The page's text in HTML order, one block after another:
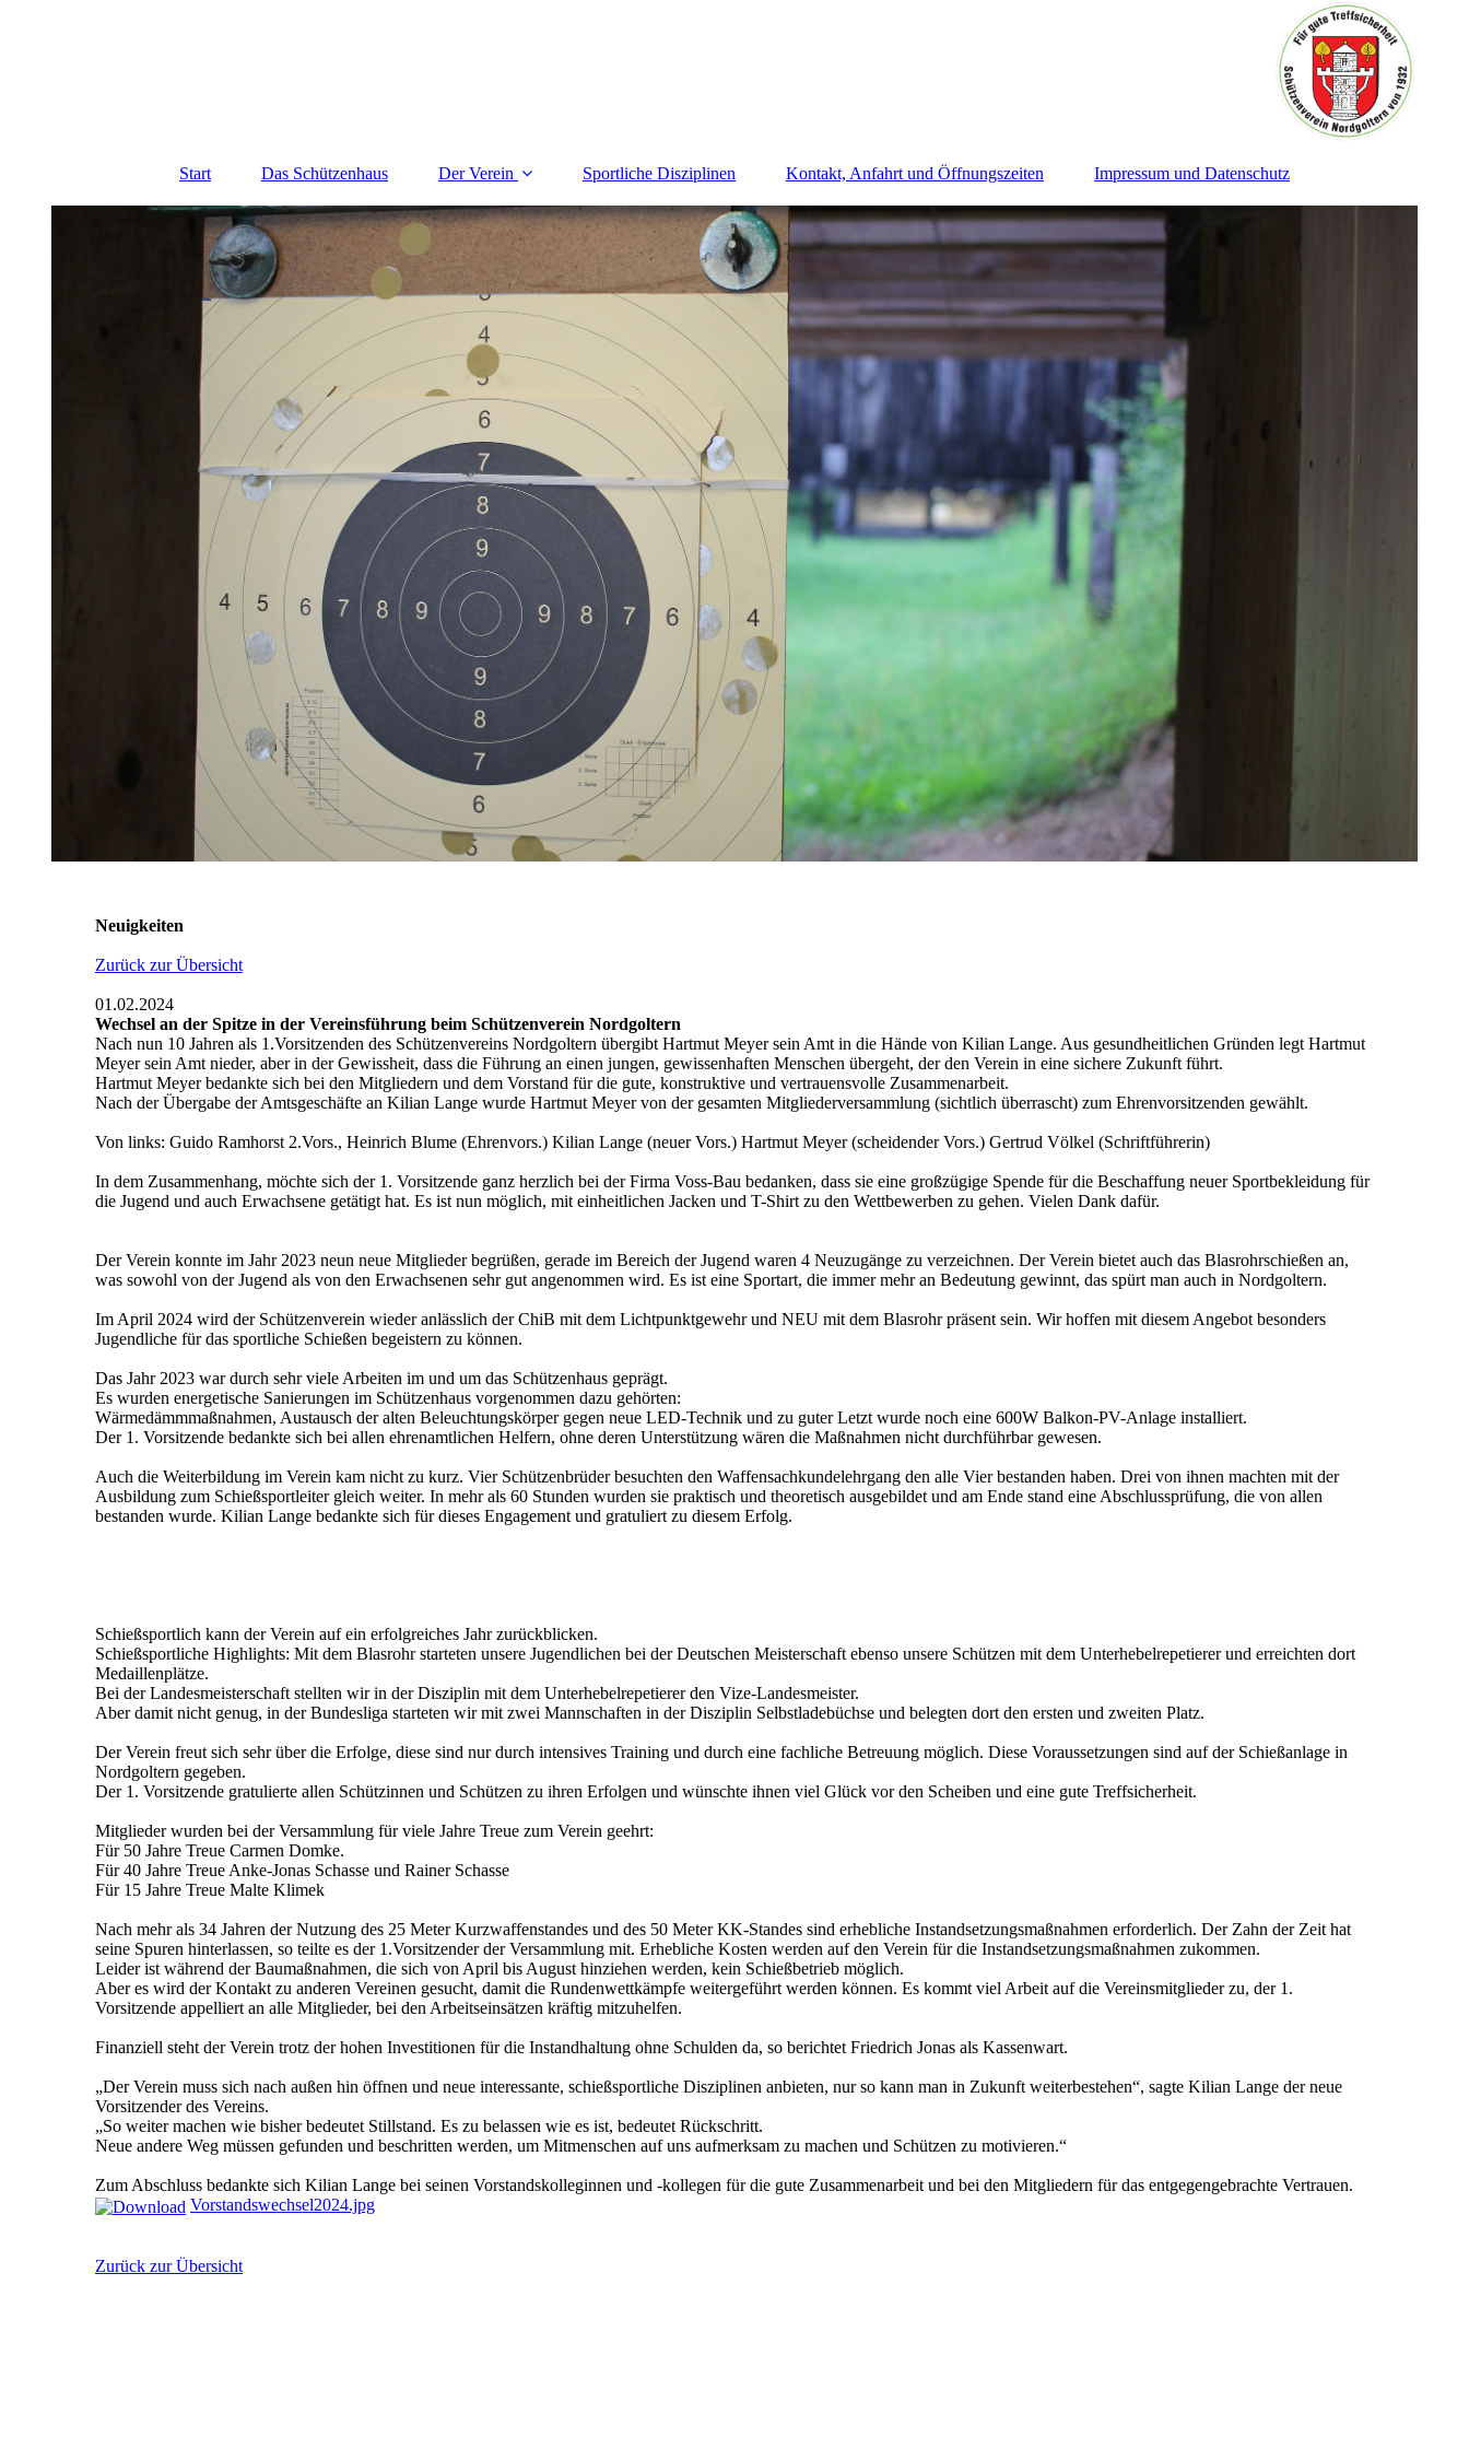
Start Das Schützenhaus Der Verein Sportliche Disziplinen Kontakt, Anfahrt und Öffnungszeiten Impressum und Datenschutz
Neuigkeiten
Zurück zur Übersicht
01.02.2024
Wechsel an der Spitze in der Vereinsführung beim Schützenverein Nordgoltern
Nach nun 10 Jahren als 1.Vorsitzenden des Schützenvereins Nordgoltern übergibt Hartmut Meyer sein Amt in die Hände von Kilian Lange. Aus gesundheitlichen Gründen legt Hartmut
Meyer sein Amt nieder, aber in der Gewissheit, dass die Führung an einen jungen, gewissenhaften Menschen übergeht, der den Verein in eine sichere Zukunft führt.
Hartmut Meyer bedankte sich bei den Mitgliedern und dem Vorstand für die gute, konstruktive und vertrauensvolle Zusammenarbeit.
Nach der Übergabe der Amtsgeschäfte an Kilian Lange wurde Hartmut Meyer von der gesamten Mitgliederversammlung (sichtlich überrascht) zum Ehrenvorsitzenden gewählt.
Von links: Guido Ramhorst 2.Vors., Heinrich Blume (Ehrenvors.) Kilian Lange (neuer Vors.) Hartmut Meyer (scheidender Vors.) Gertrud Völkel (Schriftführerin)
In dem Zusammenhang, möchte sich der 1. Vorsitzende ganz herzlich bei der Firma Voss-Bau bedanken, dass sie eine großzügige Spende für die Beschaffung neuer Sportbekleidung für
die Jugend und auch Erwachsene getätigt hat. Es ist nun möglich, mit einheitlichen Jacken und T-Shirt zu den Wettbewerben zu gehen. Vielen Dank dafür.
Der Verein konnte im Jahr 2023 neun neue Mitglieder begrüßen, gerade im Bereich der Jugend waren 4 Neuzugänge zu verzeichnen. Der Verein bietet auch das Blasrohrschießen an,
was sowohl von der Jugend als von den Erwachsenen sehr gut angenommen wird. Es ist eine Sportart, die immer mehr an Bedeutung gewinnt, das spürt man auch in Nordgoltern.
Im April 2024 wird der Schützenverein wieder anlässlich der ChiB mit dem Lichtpunktgewehr und NEU mit dem Blasrohr präsent sein. Wir hoffen mit diesem Angebot besonders
Jugendliche für das sportliche Schießen begeistern zu können.
Das Jahr 2023 war durch sehr viele Arbeiten im und um das Schützenhaus geprägt.
Es wurden energetische Sanierungen im Schützenhaus vorgenommen dazu gehörten:
Wärmedämmmaßnahmen, Austausch der alten Beleuchtungskörper gegen neue LED-Technik und zu guter Letzt wurde noch eine 600W Balkon-PV-Anlage installiert.
Der 1. Vorsitzende bedankte sich bei allen ehrenamtlichen Helfern, ohne deren Unterstützung wären die Maßnahmen nicht durchführbar gewesen.
Auch die Weiterbildung im Verein kam nicht zu kurz. Vier Schützenbrüder besuchten den Waffensachkundelehrgang den alle Vier bestanden haben. Drei von ihnen machten mit der
Ausbildung zum Schießsportleiter gleich weiter. In mehr als 60 Stunden wurden sie praktisch und theoretisch ausgebildet und am Ende stand eine Abschlussprüfung, die von allen
bestanden wurde. Kilian Lange bedankte sich für dieses Engagement und gratuliert zu diesem Erfolg.
Schießsportlich kann der Verein auf ein erfolgreiches Jahr zurückblicken.
Schießsportliche Highlights: Mit dem Blasrohr starteten unsere Jugendlichen bei der Deutschen Meisterschaft ebenso unsere Schützen mit dem Unterhebelrepetierer und erreichten dort
Medaillenplätze.
Bei der Landesmeisterschaft stellten wir in der Disziplin mit dem Unterhebelrepetierer den Vize-Landesmeister.
Aber damit nicht genug, in der Bundesliga starteten wir mit zwei Mannschaften in der Disziplin Selbstladebüchse und belegten dort den ersten und zweiten Platz.
Der Verein freut sich sehr über die Erfolge, diese sind nur durch intensives Training und durch eine fachliche Betreuung möglich. Diese Voraussetzungen sind auf der Schießanlage in
Nordgoltern gegeben.
Der 1. Vorsitzende gratulierte allen Schützinnen und Schützen zu ihren Erfolgen und wünschte ihnen viel Glück vor den Scheiben und eine gute Treffsicherheit.
Mitglieder wurden bei der Versammlung für viele Jahre Treue zum Verein geehrt:
Für 50 Jahre Treue Carmen Domke.
Für 40 Jahre Treue Anke-Jonas Schasse und Rainer Schasse
Für 15 Jahre Treue Malte Klimek
Nach mehr als 34 Jahren der Nutzung des 25 Meter Kurzwaffenstandes und des 50 Meter KK-Standes sind erhebliche Instandsetzungsmaßnahmen erforderlich. Der Zahn der Zeit hat
seine Spuren hinterlassen, so teilte es der 1.Vorsitzender der Versammlung mit. Erhebliche Kosten werden auf den Verein für die Instandsetzungsmaßnahmen zukommen.
Leider ist während der Baumaßnahmen, die sich von April bis August hinziehen werden, kein Schießbetrieb möglich.
Aber es wird der Kontakt zu anderen Vereinen gesucht, damit die Rundenwettkämpfe weitergeführt werden können. Es kommt viel Arbeit auf die Vereinsmitglieder zu, der 1.
Vorsitzende appelliert an alle Mitglieder, bei den Arbeitseinsätzen kräftig mitzuhelfen.
Finanziell steht der Verein trotz der hohen Investitionen für die Instandhaltung ohne Schulden da, so berichtet Friedrich Jonas als Kassenwart.
„Der Verein muss sich nach außen hin öffnen und neue interessante, schießsportliche Disziplinen anbieten, nur so kann man in Zukunft weiterbestehen“, sagte Kilian Lange der neue
Vorsitzender des Vereins.
„So weiter machen wie bisher bedeutet Stillstand. Es zu belassen wie es ist, bedeutet Rückschritt.
Neue andere Weg müssen gefunden und beschritten werden, um Mitmenschen auf uns aufmerksam zu machen und Schützen zu motivieren.“
Zum Abschluss bedankte sich Kilian Lange bei seinen Vorstandskolleginnen und -kollegen für die gute Zusammenarbeit und bei den Mitgliedern für das entgegengebrachte Vertrauen.
Vorstandswechsel2024.jpg
Zurück zur Übersicht